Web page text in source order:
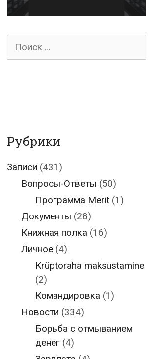
Поиск
Рубрики
Записи (431)
Вопросы-Ответы (50)
Программа Merit (1)
Документы (28)
Книжная полка (16)
Личное(4)
Krüptoraha maksustamine
(2)
Командировка (1)
Новости (334)
Борьба с отмыванием
денег (4)